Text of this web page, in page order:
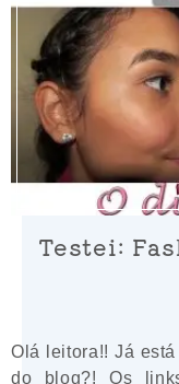
Testei:
Olá leitora!! Já
do blog?! Os